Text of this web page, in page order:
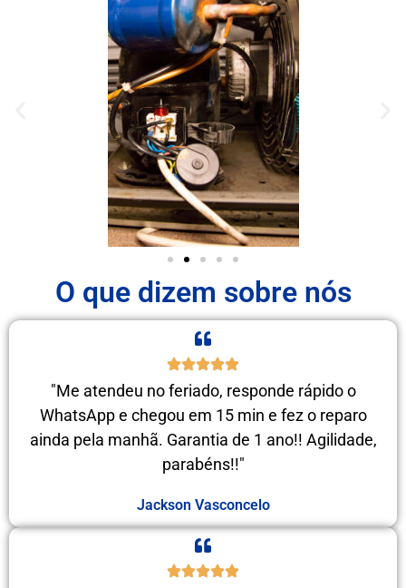
O que dizem sobre nós
"Me atendeu no feriado, responde rápido o
WhatsApp e chegou em 15 min e fez o reparo
ainda pela manhã. Garantia de 1 ano!! Agilidade,
parabéns!!"
Jackson Vasconcelo